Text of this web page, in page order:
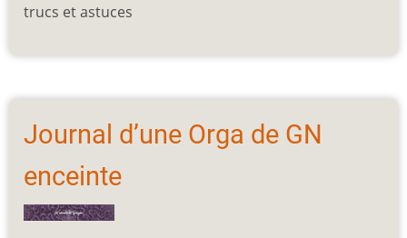
trucs et astuces
Journal d’une Orga de GN
enceinte